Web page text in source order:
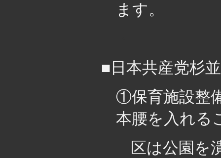
ます。
■日本共産党杉
①保育施設整
本腰を入れる
区は公園を